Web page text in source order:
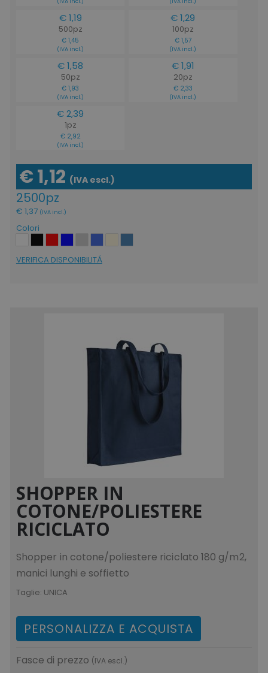
€ 1,19
500pz
€ 1,45
(IVA incl.)
€ 1,29
100pz
€ 1,57
(IVA incl.)
€ 1,58
50pz
€ 1,93
(IVA incl.)
€ 1,91
20pz
€ 2,33
(IVA incl.)
€ 2,39
1pz
€ 2,92
(IVA incl.)
€ 1,12 (IVA escl.)
2500pz
€ 1,37 (IVA incl.)
Colori
VERIFICA DISPONIBILITÁ
SHOPPER IN
COTONE/POLIESTERE
RICICLATO
Shopper in cotone/poliestere riciclato 180 g/m2,
manici lunghi e soffietto
Taglie: UNICA
PERSONALIZZA E ACQUISTA
Fasce di prezzo (IVA escl.)